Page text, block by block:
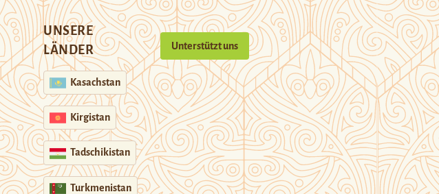
UNSERE
LÄNDER
Kasachstan
Kirgistan
Tadschikistan
Turkmenistan
Unterstützt uns